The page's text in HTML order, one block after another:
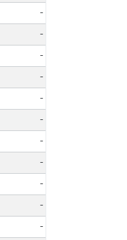
-
-
-
-
-
-
-
-
-
-
-